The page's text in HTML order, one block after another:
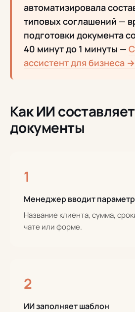
автоматизировала
типовых соглашений —
подготовки документа
40 минут до 1 минуты —
ассистент для бизнеса →
Как ИИ составляет
документы
1
Менеджер вводит
Название клиента, сумма,
чате или форме.
2
ИИ заполняет шаблон